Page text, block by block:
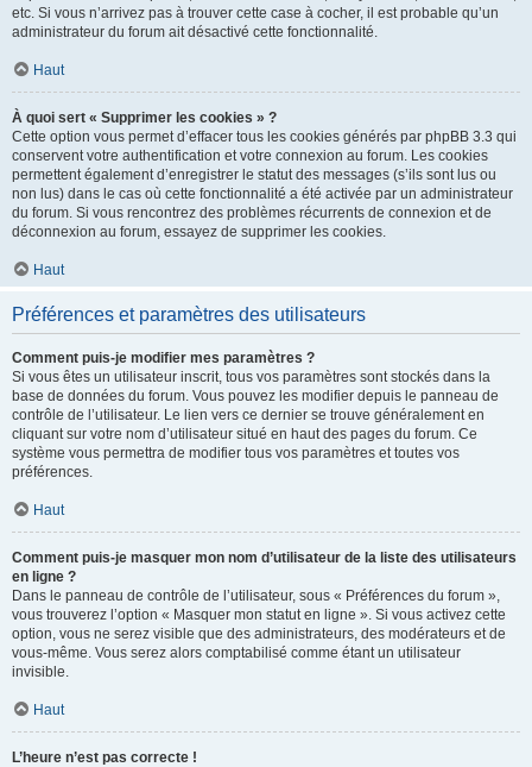
etc. Si vous n’arrivez pas à trouver cette case à cocher, il est probable qu’un
administrateur du forum ait désactivé cette fonctionnalité.
Haut
À quoi sert « Supprimer les cookies » ?
Cette option vous permet d’effacer tous les cookies générés par phpBB 3.3 qui
conservent votre authentification et votre connexion au forum. Les cookies
permettent également d’enregistrer le statut des messages (s’ils sont lus ou
non lus) dans le cas où cette fonctionnalité a été activée par un administrateur
du forum. Si vous rencontrez des problèmes récurrents de connexion et de
déconnexion au forum, essayez de supprimer les cookies.
Haut
Préférences et paramètres des utilisateurs
Comment puis-je modifier mes paramètres ?
Si vous êtes un utilisateur inscrit, tous vos paramètres sont stockés dans la
base de données du forum. Vous pouvez les modifier depuis le panneau de
contrôle de l’utilisateur. Le lien vers ce dernier se trouve généralement en
cliquant sur votre nom d’utilisateur situé en haut des pages du forum. Ce
système vous permettra de modifier tous vos paramètres et toutes vos
préférences.
Haut
Comment puis-je masquer mon nom d’utilisateur de la liste des utilisateurs
en ligne ?
Dans le panneau de contrôle de l’utilisateur, sous « Préférences du forum »,
vous trouverez l’option « Masquer mon statut en ligne ». Si vous activez cette
option, vous ne serez visible que des administrateurs, des modérateurs et de
vous-même. Vous serez alors comptabilisé comme étant un utilisateur
invisible.
Haut
L’heure n’est pas correcte !